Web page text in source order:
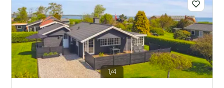
Filters opslaan
1/4